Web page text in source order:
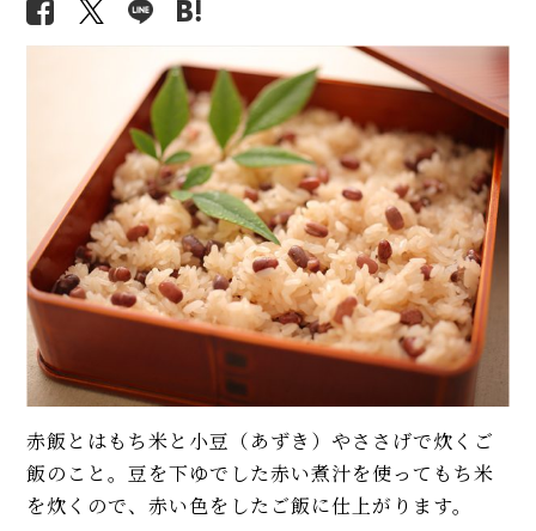
赤飯とはもち米と小豆（あずき）やささげで炊くご
飯のこと。豆を下ゆでした赤い煮汁を使ってもち米
を炊くので、赤い色をしたご飯に仕上がります。
【人気】鶏ささみの簡単レシピ5
品。しょうゆ焼き、大葉チーズフ
ライ…筋取り、茹で方、柔らか
くするコツも解説！
【簡単】ゴロゴロひき肉が美
味！ 沖縄「タコライス」本格レ
シピ。辛さ調節できて子どもに
も人気
【本格】韓国料理店「石焼きビ
ビンパ」人気レシピ。具材のナム
ル、ひき肉、タレの味付けに注
目！
【人気】関東と関西の雑煮レシ
ピ2品。すまし汁・白味噌、角
餅・丸餅、具材の違いも注目！
ごま不要で簡単！ 豆腐の「白和
え」基本レシピ。水切り、合う
具材もご紹介
野菜
料理の種類
調理法
イベント・ピックアップ
【プロが解説】らっきょうの漬
け方。「甘酢漬け」と「塩漬
け」2つのレシピ
【シェフ直伝】ジェノベーゼソ
ースのレシピ。意外なコツはオ
リーブ油を使わないこと!?
柚子胡椒（ゆずこしょう）の自
家製レシピ。市販品では味わえ
ないフレッシュさ！
【基本】とうもろこしのゆで
方。甘さを120%引き出すには、
水から皮付き＆時間をかけて加
熱が正解！
【初心者必見】干さない、シソ
不要！ 昔ながらの塩漬け梅干し
の簡単な作り方